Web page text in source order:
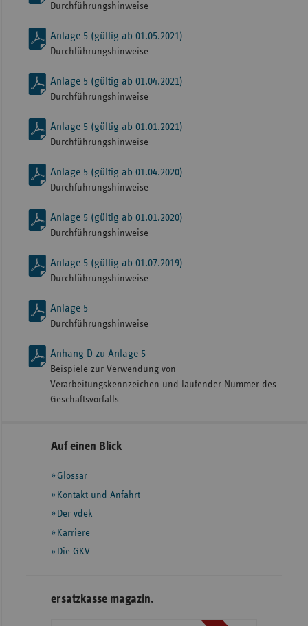
Durchführungshinweise
Anlage 5 (gültig ab 01.05.2021)
Durchführungshinweise
Anlage 5 (gültig ab 01.04.2021)
Durchführungshinweise
Anlage 5 (gültig ab 01.01.2021)
Durchführungshinweise
Anlage 5 (gültig ab 01.04.2020)
Durchführungshinweise
Anlage 5 (gültig ab 01.01.2020)
Durchführungshinweise
Anlage 5 (gültig ab 01.07.2019)
Durchführungshinweise
Anlage 5
Durchführungshinweise
Anhang D zu Anlage 5
Beispiele zur Verwendung von
Verarbeitungskennzeichen und laufender Nummer des
Geschäftsvorfalls
Seitennavigation
Seitenleiste
weiteren
Informationen
Auf einen Blick
Glossar
Kontakt und Anfahrt
Der vdek
Karriere
Die GKV
ersatzkasse magazin.